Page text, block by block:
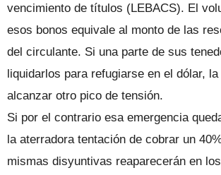
vencimiento de títulos (LEBACS). El
esos bonos equivale al monto de las
del circulante. Si una parte de sus
liquidarlos para refugiarse en el dólar,
alcanzar otro pico de tensión.
Si por el contrario esa emergencia
la aterradora tentación de cobrar un
mismas disyuntivas reaparecerán en